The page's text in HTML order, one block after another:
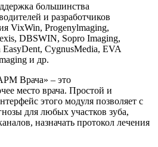
большинства
и разработчиков
VixWin, Progenylmaging,
DBSWIN, Sopro Imaging,
CygnusMedia, EVA
и др.
Врача» – это
место врача. Простой и
этого модуля позволяет с
для любых участков зуба,
назначать протокол лечения